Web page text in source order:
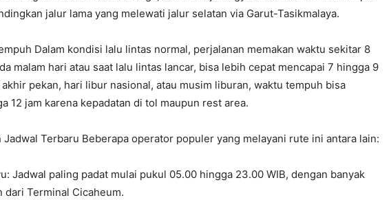
jalur lama yang melewati jalur selatan via Garut-Tasikmalaya.
Dalam kondisi lalu lintas normal, perjalanan memakan waktu sekitar 8
malam hari atau saat lalu lintas lancar, bisa lebih cepat mencapai 7 hingga 9
akhir pekan, hari libur nasional, atau musim liburan, waktu tempuh bisa
12 jam karena kepadatan di tol maupun rest area.
Jadwal Terbaru Beberapa operator populer yang melayani rute ini antara lain:
Jadwal paling padat mulai pukul 05.00 hingga 23.00 WIB, dengan banyak
dari Terminal Cicaheum.